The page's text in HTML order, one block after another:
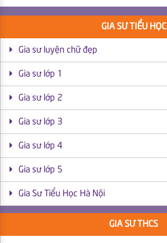
GIA SƯ TIỂU HỌC
Gia sư luyện chữ đẹp
Gia sư lớp 1
Gia sư lớp 2
Gia sư lớp 3
Gia sư lớp 4
Gia sư lớp 5
Gia Sư Tiểu Học Hà Nội
GIA SƯ THCS